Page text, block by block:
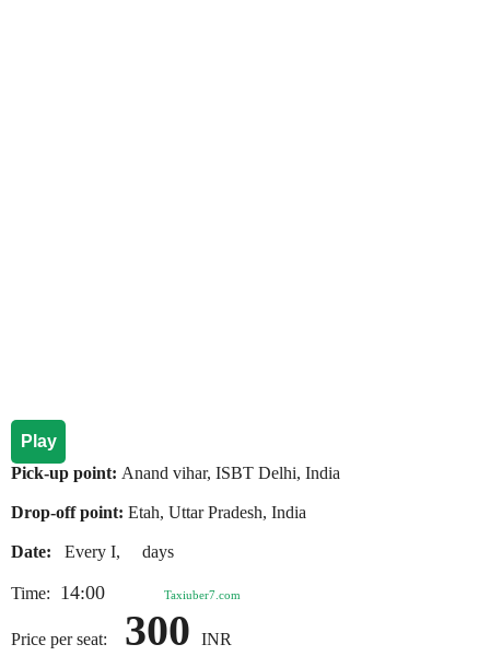
Play
Pick-up point: Anand vihar, ISBT Delhi, India
Drop-off point: Etah, Uttar Pradesh, India
Date: Every I, days
Time: 14:00 Taxiuber7.com
Price per seat: 300 INR